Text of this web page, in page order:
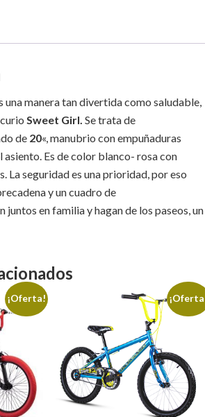
una manera tan divertida como saludable,
Sweet Girl Se trata de
de 20«, manubrio con empuñaduras
asiento. Es de color blanco- rosa con
La seguridad es una prioridad, por eso
y un cuadro de
juntos en familia y hagan de los paseos, un
¡Oferta!